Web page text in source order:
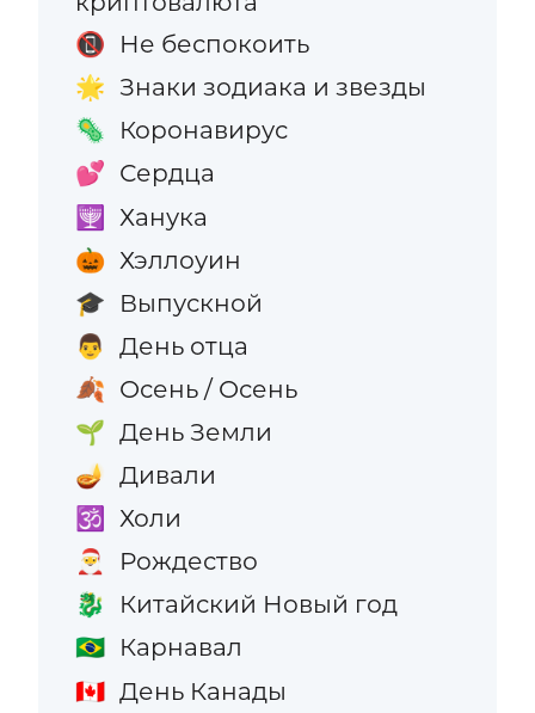
📵 Не беспокоить
🌟 Знаки зодиака и звезды
🦠 Коронавирус
💕 Сердца
🕎 Ханука
🎃 Хэллоуин
🎓 Выпускной
👨 День отца
🍂 Осень / Осень
🌱 День Земли
🪔 Дивали
🕉️ Холи
🎅 Рождество
🐉 Китайский Новый год
🇧🇷 Карнавал
🇨🇦 День Канады